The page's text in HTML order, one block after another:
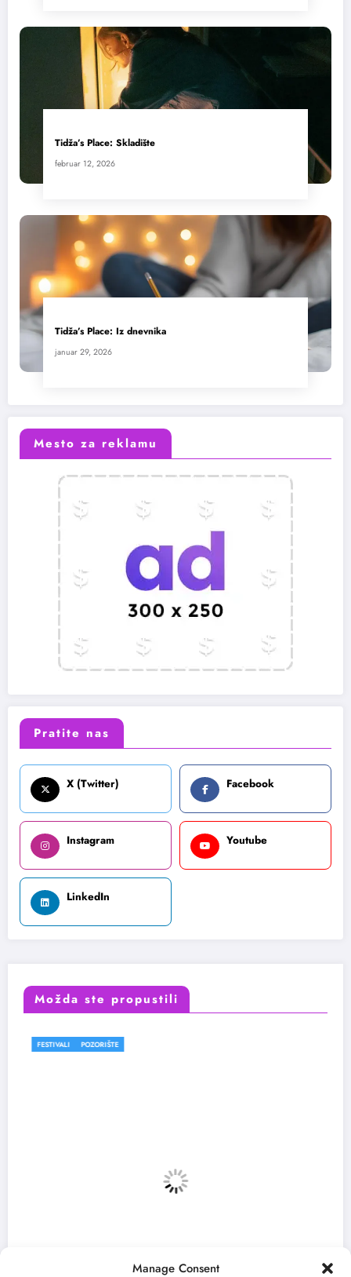
Manage Consent
Tidža’s Place: Skladište
februar 12, 2026
Tidža’s Place: Iz dnevnika
januar 29, 2026
Mesto za reklamu
Pratite nas
X (Twitter) Facebook
Instagram Youtube
LinkedIn
Možda ste propustili
FESTIVALI